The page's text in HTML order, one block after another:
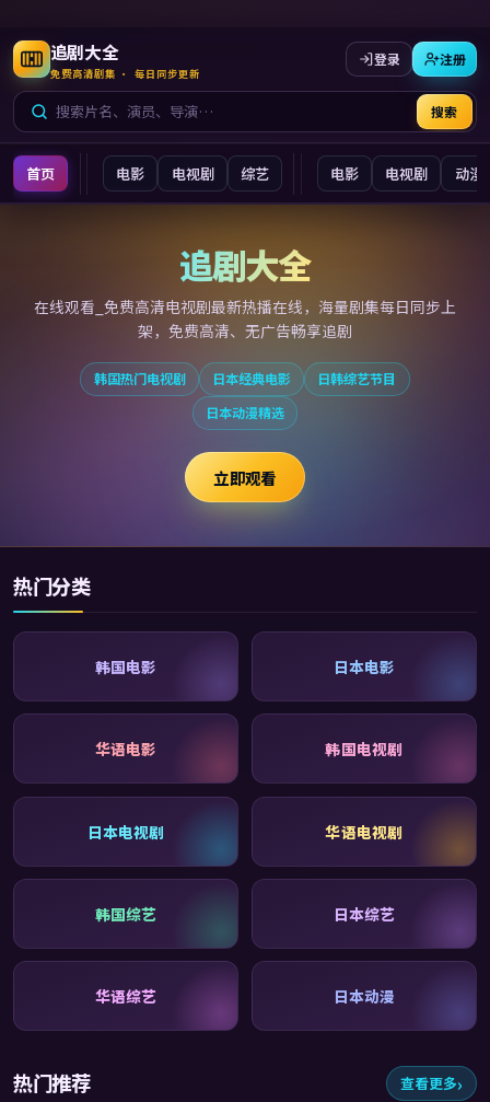
追剧大全
免费高清剧集 · 每日同步更新
搜索
登录 注册
首页 电影 电视剧 综艺 电影 电视剧 动漫
追剧大全
追剧大全
在线观看_免费高清电视剧最新热播在线，海量剧集每日同步上
架，免费高清、无广告畅享追剧
韩国热门电视剧 日本经典电影
日韩综艺节目
日本动漫精选
立即观看
热门分类
韩国电影 日本电影
华语电影 韩国电视剧
日本电视剧 华语电视剧
韩国综艺 日本综艺
华语综艺 日本动漫
热门推荐 查看更多